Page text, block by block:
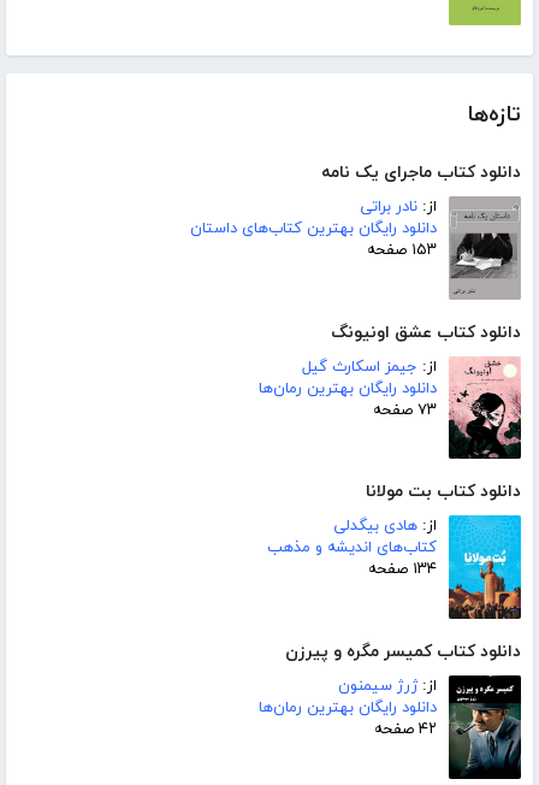
تازه‌ها
دانلود کتاب ماجرای یک نامه
از: نادر براتی
دانلود رایگان بهترین کتاب‌های داستان
۱۵۳ صفحه
دانلود کتاب عشق اونیونگ
از: جیمز اسکارث گیل
دانلود رایگان بهترین رمان‌ها
۷۳ صفحه
دانلود کتاب بت مولانا
از: هادی بیگدلی
کتاب‌های اندیشه و مذهب
۱۳۴ صفحه
دانلود کتاب کمیسر مگره و پیرزن
از:ژرژ سیمنون
دانلود رایگان بهترین رمان‌ها
۴۲ صفحه